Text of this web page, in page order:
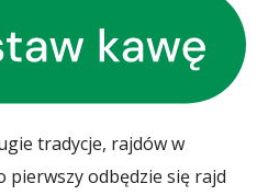
tradycje, rajdów w
pierwszy odbędzie się rajd